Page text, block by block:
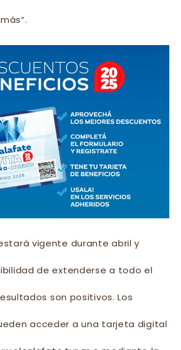
vigente durante abril y
de extenderse a todo el
son positivos. Los
acceder a una tarjeta digital